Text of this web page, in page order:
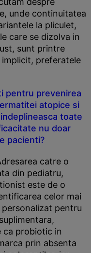
unde continuitatea
la pliculet,
care se dizolva in
sunt printre
preferatele
pentru prevenirea
atopice si
toate
nu doar
pacienti?
catre o
din pediatru,
este de o
celor mai
pentru
ca probiotic in
prin absenta